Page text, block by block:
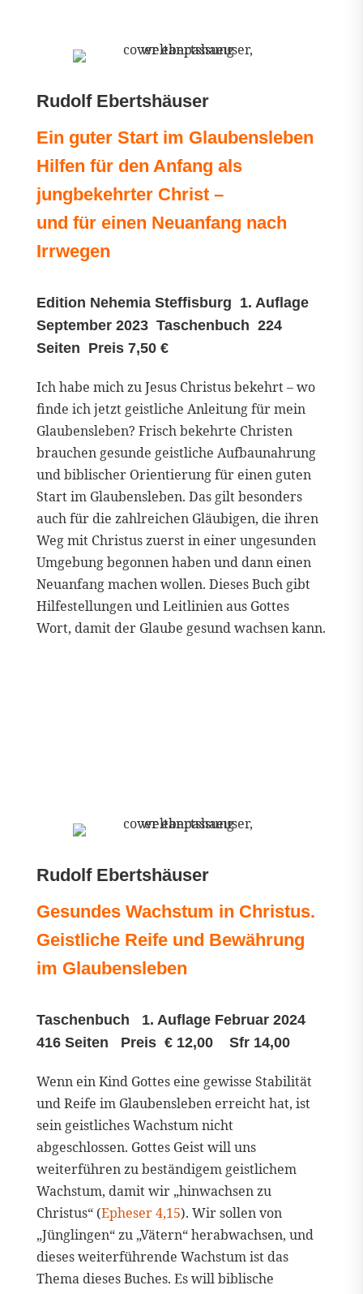
Rudolf Ebertshäuser
Ein guter Start im Glaubensleben
Hilfen für den Anfang als
jungbekehrter Christ –
und für einen Neuanfang nach
Irrwegen
Edition Nehemia Steffisburg 1. Auflage
September 2023 Taschenbuch 224
Seiten Preis 7,50 €
Ich habe mich zu Jesus Christus bekehrt – wo
finde ich jetzt geistliche Anleitung für mein
Glaubensleben? Frisch bekehrte Christen
brauchen gesunde geistliche Aufbaunahrung
und biblischer Orientierung für einen guten
Start im Glaubensleben. Das gilt besonders
auch für die zahlreichen Gläubigen, die ihren
Weg mit Christus zuerst in einer ungesunden
Umgebung begonnen haben und dann einen
Neuanfang machen wollen. Dieses Buch gibt
Hilfestellungen und Leitlinien aus Gottes
Wort, damit der Glaube gesund wachsen kann.
Rudolf Ebertshäuser
Gesundes Wachstum in Christus.
Geistliche Reife und Bewährung
im Glaubensleben
Taschenbuch 1. Auflage Februar 2024
416 Seiten Preis € 12,00 Sfr 14,00
Wenn ein Kind Gottes eine gewisse Stabilität
und Reife im Glaubensleben erreicht hat, ist
sein geistliches Wachstum nicht
abgeschlossen. Gottes Geist will uns
weiterführen zu beständigem geistlichem
Wachstum, damit wir „hinwachsen zu
Christus“ (Epheser 4,15). Wir sollen von
„Jünglingen“ zu „Vätern“ herabwachsen, und
dieses weiterführende Wachstum ist das
Thema dieses Buches. Es will biblische